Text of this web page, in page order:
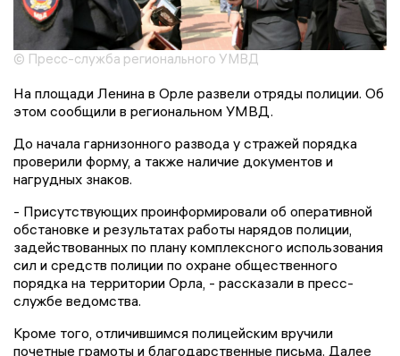
© Пресс-служба регионального УМВД
На площади Ленина в Орле развели отряды полиции. Об
этом сообщили в региональном УМВД.
До начала гарнизонного развода у стражей порядка
проверили форму, а также наличие документов и
нагрудных знаков.
- Присутствующих проинформировали об оперативной
обстановке и результатах работы нарядов полиции,
задействованных по плану комплексного использования
сил и средств полиции по охране общественного
порядка на территории Орла, - рассказали в пресс-
службе ведомства.
Кроме того, отличившимся полицейским вручили
почетные грамоты и благодарственные письма. Далее